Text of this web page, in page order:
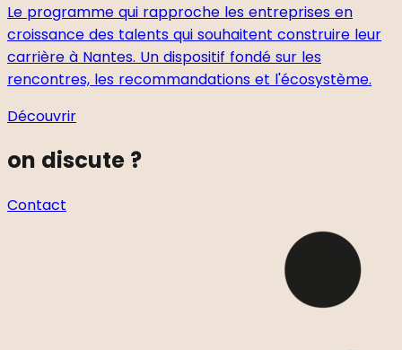
Le programme qui rapproche les entreprises en
croissance des talents qui souhaitent construire leur
carrière à Nantes. Un dispositif fondé sur les
rencontres, les recommandations et l'écosystème.
Découvrir
on discute ?
Contact